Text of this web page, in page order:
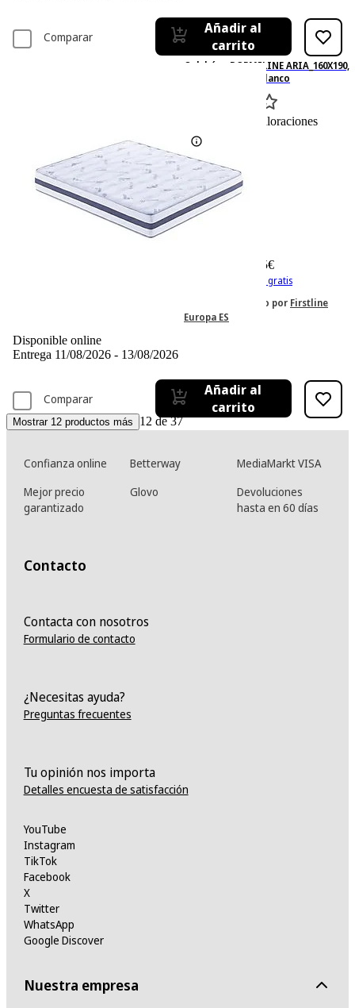
Comparar
Añadir al
carrito
Colchón - DORMILINE ARIA_160X190,
160 cm x 190 cm, Blanco
Basado en 0 valoraciones
499,95€
IVA incl. Con envío gratis
Vendido y enviado por Firstline
Europa ES
Disponible online
Entrega 11/08/2026 - 13/08/2026
Comparar
Añadir al
carrito
Mostrar 12 productos más 12 de 37
Confianza online Betterway
MediaMarkt VISA
Mejor precio
garantizado
Glovo
Devoluciones
hasta en 60 días
Contacto
Contacta con nosotros
Formulario de contacto
¿Necesitas ayuda?
Preguntas frecuentes
Tu opinión nos importa
Detalles encuesta de satisfacción
YouTube
Instagram
TikTok
Facebook
X
Twitter
WhatsApp
Google Discover
Nuestra empresa